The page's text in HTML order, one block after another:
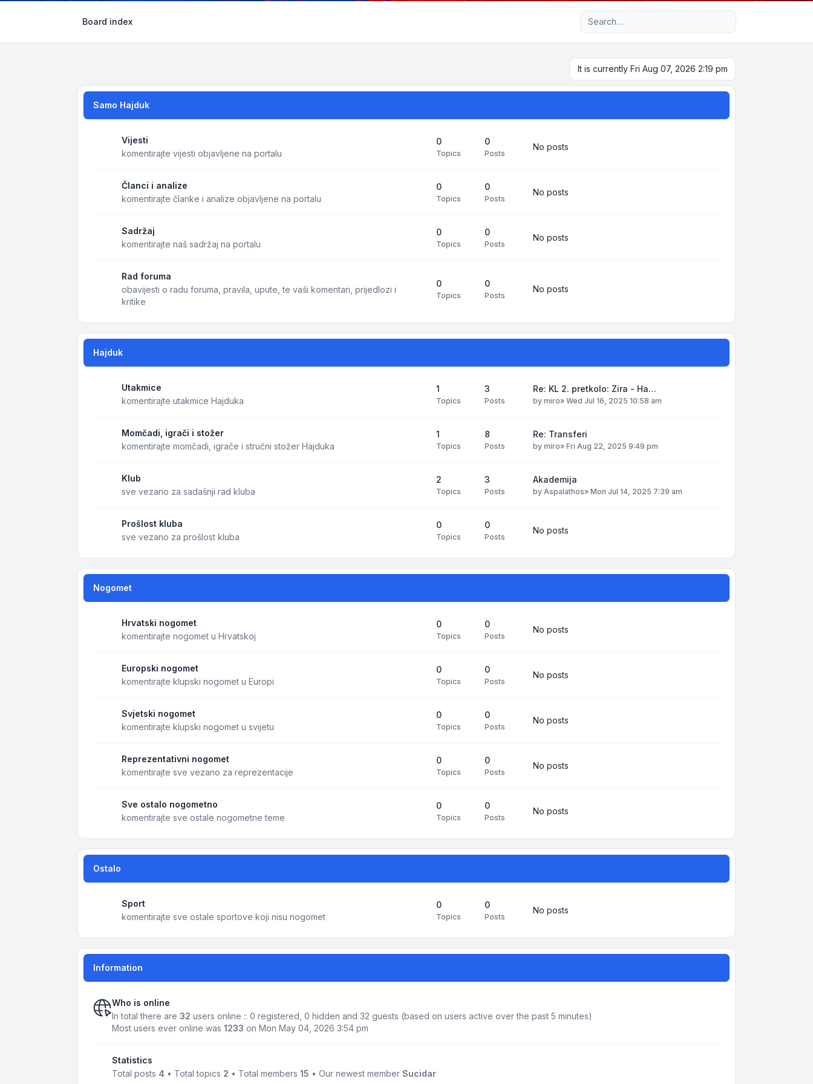
Board index Advanced search
It is currently Fri Aug 07, 2026 2:19 pm
Samo Hajduk
Vijesti
komentirajte vijesti objavljene na portalu
0
Topics
0
Posts
No posts
Članci i analize
komentirajte članke i analize objavljene na portalu
0
Topics
0
Posts
No posts
Sadržaj
komentirajte naš sadržaj na portalu
0
Topics
0
Posts
No posts
Rad foruma
obavijesti o radu foruma, pravila, upute, te vaši komentari, prijedlozi i
kritike
0
Topics
0
Posts
No posts
Hajduk
Utakmice
komentirajte utakmice Hajduka
1
Topics
3
Posts
Re: KL 2. pretkolo: Zira - Ha…
by miro» Wed Jul 16, 2025 10:58 am
Momčadi, igrači i stožer
komentirajte momčadi, igrače i stručni stožer Hajduka
1
Topics
8
Posts
Re: Transferi
by miro» Fri Aug 22, 2025 9:49 pm
Klub
sve vezano za sadašnji rad kluba
2
Topics
3
Posts
Akademija
by Aspalathos» Mon Jul 14, 2025 7:39 am
Prošlost kluba
sve vezano za prošlost kluba
0
Topics
0
Posts
No posts
Nogomet
Hrvatski nogomet
komentirajte nogomet u Hrvatskoj
0
Topics
0
Posts
No posts
Europski nogomet
komentirajte klupski nogomet u Europi
0
Topics
0
Posts
No posts
Svjetski nogomet
komentirajte klupski nogomet u svijetu
0
Topics
0
Posts
No posts
Reprezentativni nogomet
komentirajte sve vezano za reprezentacije
0
Topics
0
Posts
No posts
Sve ostalo nogometno
komentirajte sve ostale nogometne teme
0
Topics
0
Posts
No posts
Ostalo
Sport
komentirajte sve ostale sportove koji nisu nogomet
0
Topics
0
Posts
No posts
Information
Who is online
In total there are 32 users online :: 0 registered, 0 hidden and 32 guests (based on users active over the past 5 minutes)
Most users ever online was 1233 on Mon May 04, 2026 3:54 pm
Statistics
Total posts 4 • Total topics 2 • Total members 15 • Our newest member Sucidar